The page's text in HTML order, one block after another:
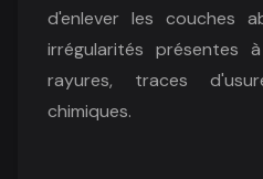
d'enlever les couches
irrégularités présentes
rayures, traces
chimiques.